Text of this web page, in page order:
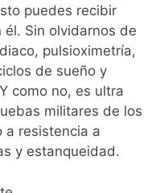
puedes recibir
Sin olvidarnos de
pulsioximetría,
de sueño y
como no, es ultra
militares de los
a resistencia a
y estanqueidad.